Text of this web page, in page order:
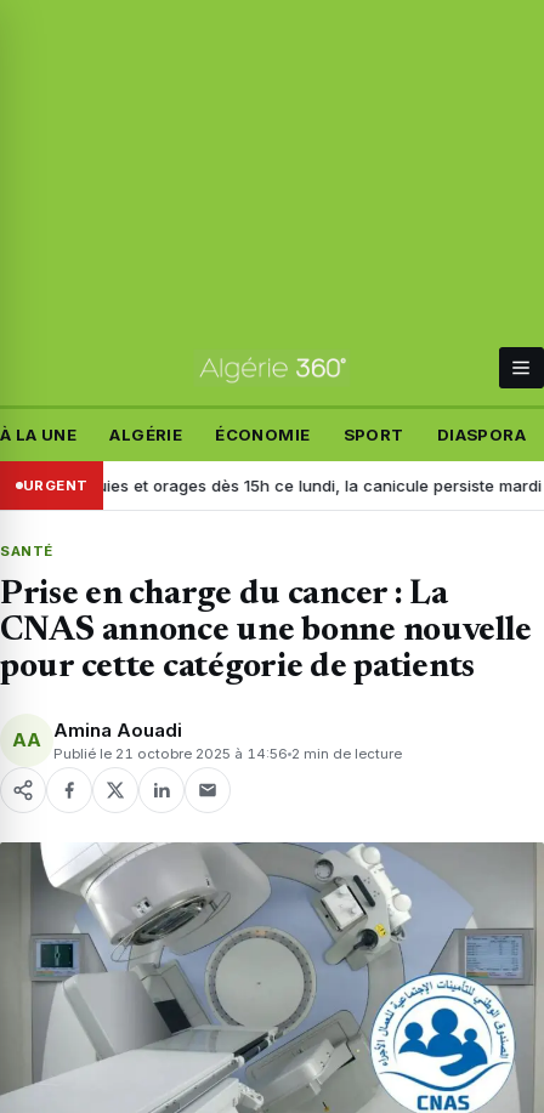
À LA UNE ALGÉRIE ÉCONOMIE SPORT DIASPORA
URGENT
: pluies et orages dès 15h ce lundi, la canicule persiste mardi dans
SANTÉ
Prise en charge du cancer : La
CNAS annonce une bonne nouvelle
pour cette catégorie de patients
AA Amina Aouadi
Publié le 21 octobre 2025 à 14:56 2 min de lecture